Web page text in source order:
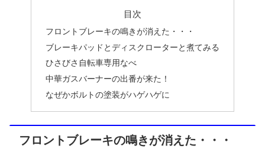
目次
フロントブレーキの鳴きが消えた・・・
ブレーキパッドとディスクローターと煮てみる
ひさびさ自転車専用なべ
中華ガスバーナーの出番が来た！
なぜかボルトの塗装がハゲハゲに
フロントブレーキの鳴きが消えた・・・